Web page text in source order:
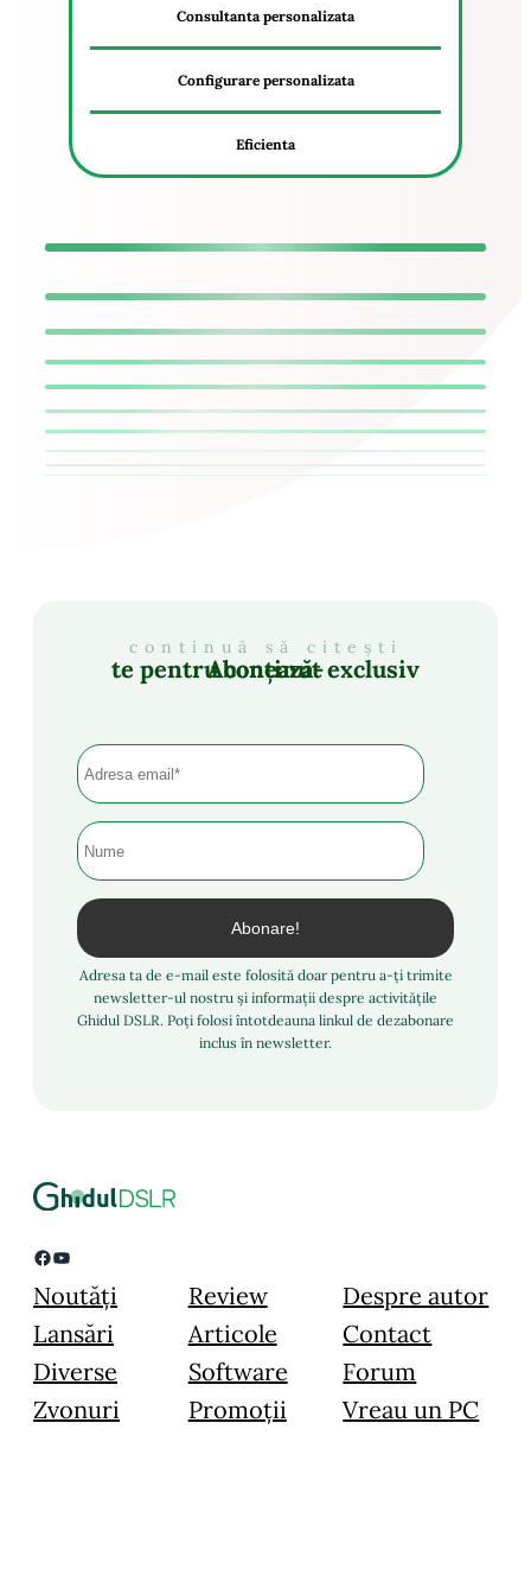
Consultanta personalizata
Configurare personalizata
Eficienta
continuă să citești
Abonează-te pentru conținut exclusiv
Adresa ta de e-mail este folosită doar pentru a-ți trimite
newsletter-ul nostru și informații despre activitățile
Ghidul DSLR. Poți folosi întotdeauna linkul de dezabonare
inclus în newsletter.
Facebook YouTube
Noutăți
Lansări
Diverse
Zvonuri
Review
Articole
Software
Promoții
Despre autor
Contact
Forum
Vreau un PC